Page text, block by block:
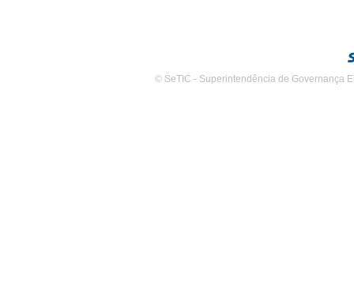
© SeTIC - Superintendência de Governança